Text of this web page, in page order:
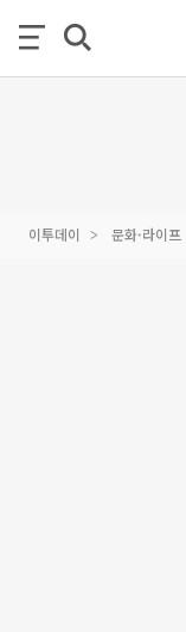
이투데이 문화·라이프